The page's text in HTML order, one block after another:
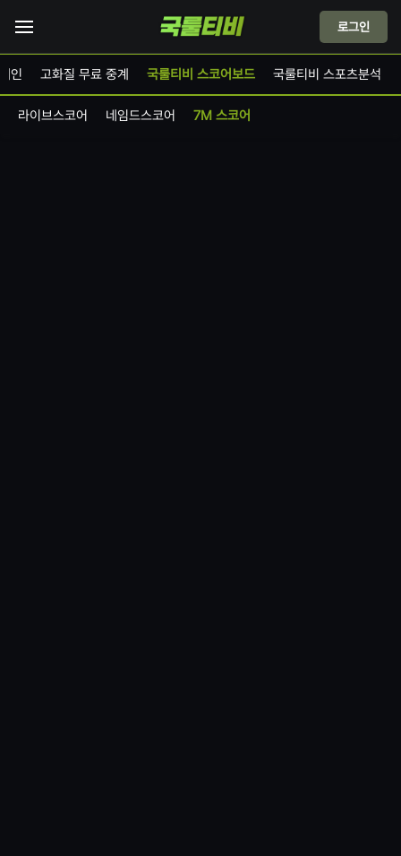
로그인
메인 고화질 무료 중계 국룰티비 스코어보드 국룰티비 스포츠분석
라이브스코어 네임드스코어 7M 스코어